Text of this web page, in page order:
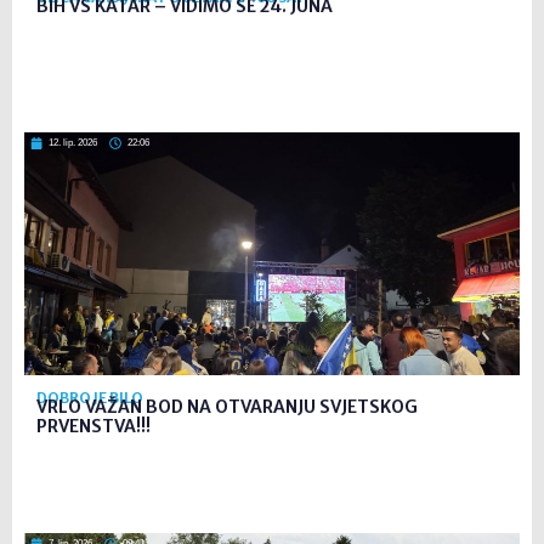
BIH VS KATAR – VIDIMO SE 24. JUNA
12. lip. 2026 22:06
DOBRO JE BILO
VRLO VAŽAN BOD NA OTVARANJU SVJETSKOG
PRVENSTVA!!!